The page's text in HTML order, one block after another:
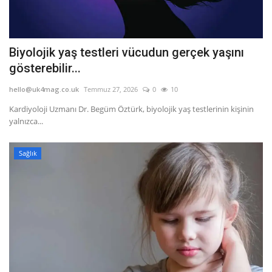
Biyolojik yaş testleri vücudun gerçek yaşını
gösterebilir...
hello@uk4mag.co.uk Temmuz 27, 2026 0 10
Kardiyoloji Uzmanı Dr. Begüm Öztürk, biyolojik yaş testlerinin kişinin
yalnızca...
Sağlık